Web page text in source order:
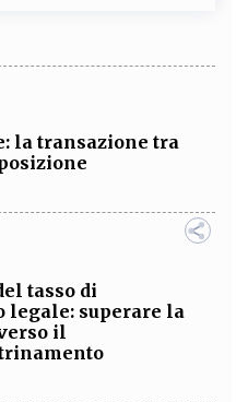
la transazione tra
tasso di
legale: superare la
il